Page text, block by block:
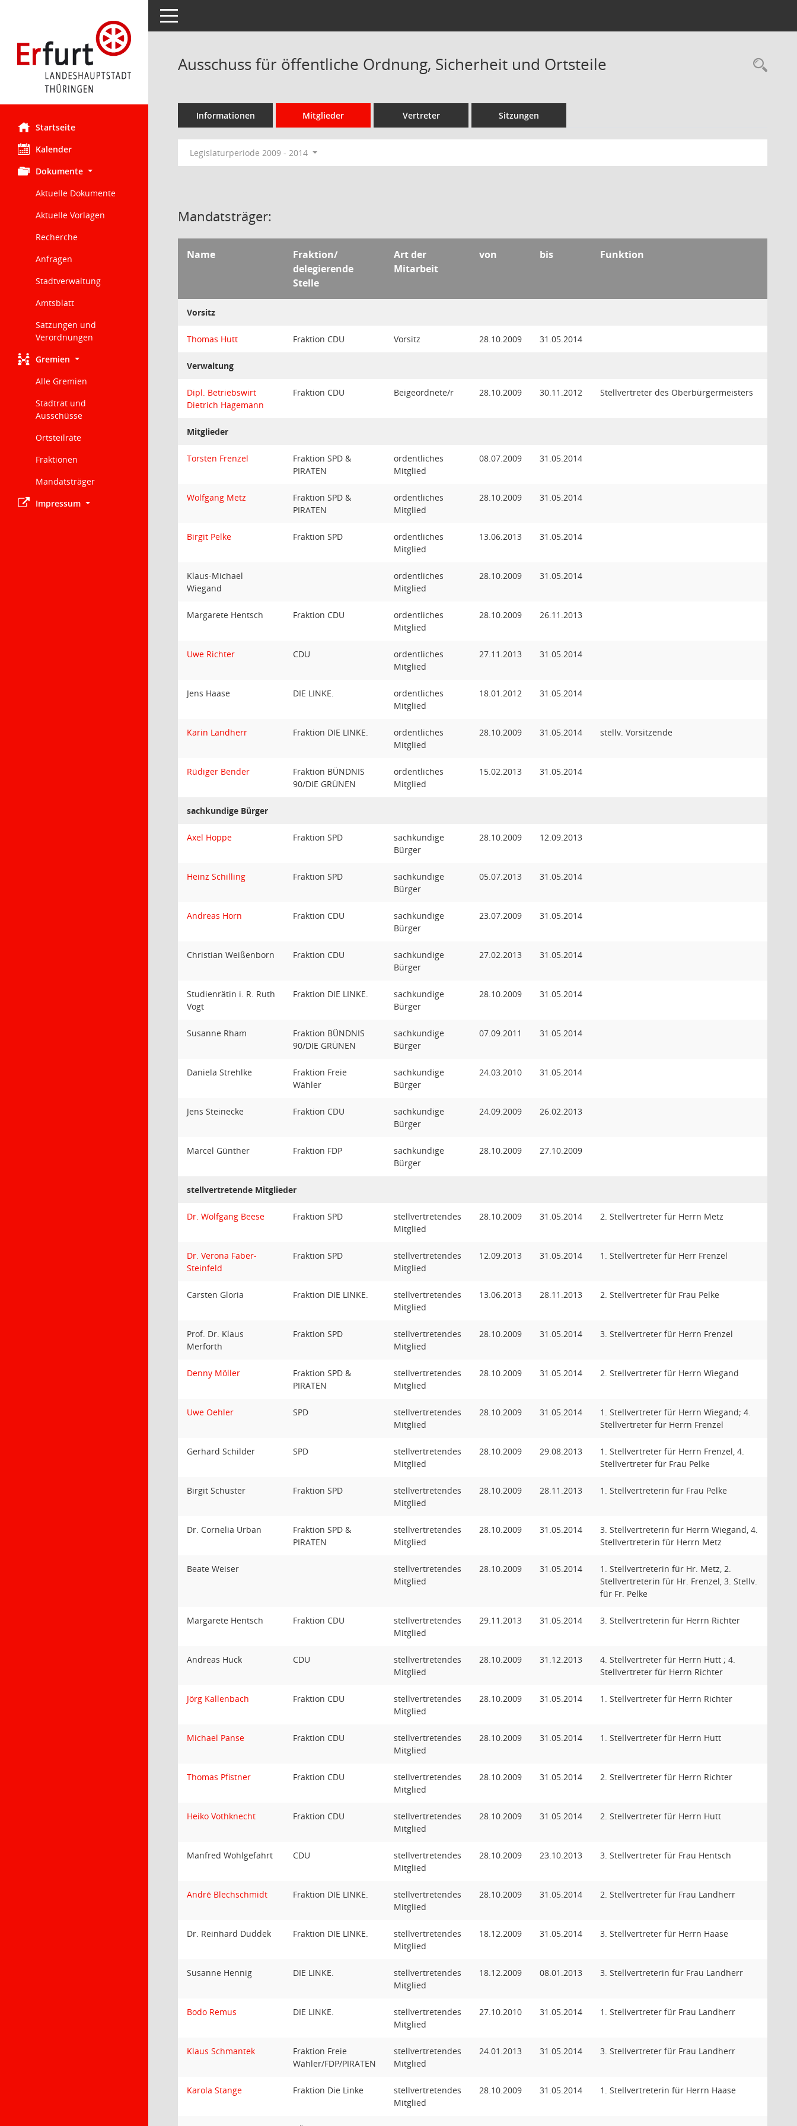
Startseite
Kalender
Dokumente
Aktuelle Dokumente
Aktuelle Vorlagen
Recherche
Anfragen
Stadtverwaltung
Amtsblatt
Satzungen und
Verordnungen
Gremien
Alle Gremien
Stadtrat und
Ausschüsse
Ortsteilräte
Fraktionen
Mandatsträger
Impressum
Toggle navigation
Ausschuss für öffentliche Ordnung, Sicherheit und Ortsteile
Informationen Mitglieder Vertreter Sitzungen
Legislaturperiode 2009 - 2014
Mandatsträger:
Name
Fraktion/
delegierende
Stelle
Art der
Mitarbeit
von bis Funktion
Vorsitz
Thomas Hutt Fraktion CDU Vorsitz 28.10.2009 31.05.2014
Verwaltung
Dipl. Betriebswirt
Dietrich Hagemann
Fraktion CDU Beigeordnete/r 28.10.2009 30.11.2012 Stellvertreter des Oberbürgermeisters
Mitglieder
Torsten Frenzel
Fraktion SPD &
PIRATEN
ordentliches
Mitglied
08.07.2009 31.05.2014
Wolfgang Metz
Fraktion SPD &
PIRATEN
ordentliches
Mitglied
28.10.2009 31.05.2014
Birgit Pelke Fraktion SPD
ordentliches
Mitglied
13.06.2013 31.05.2014
Klaus-Michael
Wiegand
ordentliches
Mitglied
28.10.2009 31.05.2014
Margarete Hentsch Fraktion CDU
ordentliches
Mitglied
28.10.2009 26.11.2013
Uwe Richter CDU
ordentliches
Mitglied
27.11.2013 31.05.2014
Jens Haase DIE LINKE.
ordentliches
Mitglied
18.01.2012 31.05.2014
Karin Landherr Fraktion DIE LINKE.
ordentliches
Mitglied
28.10.2009 31.05.2014 stellv. Vorsitzende
Rüdiger Bender
Fraktion BÜNDNIS
90/DIE GRÜNEN
ordentliches
Mitglied
15.02.2013 31.05.2014
sachkundige Bürger
Axel Hoppe Fraktion SPD
sachkundige
Bürger
28.10.2009 12.09.2013
Heinz Schilling Fraktion SPD
sachkundige
Bürger
05.07.2013 31.05.2014
Andreas Horn Fraktion CDU
sachkundige
Bürger
23.07.2009 31.05.2014
Christian Weißenborn Fraktion CDU
sachkundige
Bürger
27.02.2013 31.05.2014
Studienrätin i. R. Ruth
Vogt
Fraktion DIE LINKE.
sachkundige
Bürger
28.10.2009 31.05.2014
Susanne Rham
Fraktion BÜNDNIS
90/DIE GRÜNEN
sachkundige
Bürger
07.09.2011 31.05.2014
Daniela Strehlke
Fraktion Freie
Wähler
sachkundige
Bürger
24.03.2010 31.05.2014
Jens Steinecke Fraktion CDU
sachkundige
Bürger
24.09.2009 26.02.2013
Marcel Günther Fraktion FDP
sachkundige
Bürger
28.10.2009 27.10.2009
stellvertretende Mitglieder
Dr. Wolfgang Beese Fraktion SPD
stellvertretendes
Mitglied
28.10.2009 31.05.2014 2. Stellvertreter für Herrn Metz
Dr. Verona Faber-
Steinfeld
Fraktion SPD
stellvertretendes
Mitglied
12.09.2013 31.05.2014 1. Stellvertreter für Herr Frenzel
Carsten Gloria Fraktion DIE LINKE.
stellvertretendes
Mitglied
13.06.2013 28.11.2013 2. Stellvertreter für Frau Pelke
Prof. Dr. Klaus
Merforth
Fraktion SPD
stellvertretendes
Mitglied
28.10.2009 31.05.2014 3. Stellvertreter für Herrn Frenzel
Denny Möller
Fraktion SPD &
PIRATEN
stellvertretendes
Mitglied
28.10.2009 31.05.2014 2. Stellvertreter für Herrn Wiegand
Uwe Oehler SPD
stellvertretendes
Mitglied
28.10.2009 31.05.2014
1. Stellvertreter für Herrn Wiegand; 4.
Stellvertreter für Herrn Frenzel
Gerhard Schilder SPD
stellvertretendes
Mitglied
28.10.2009 29.08.2013
1. Stellvertreter für Herrn Frenzel, 4.
Stellvertreter für Frau Pelke
Birgit Schuster Fraktion SPD
stellvertretendes
Mitglied
28.10.2009 28.11.2013 1. Stellvertreterin für Frau Pelke
Dr. Cornelia Urban
Fraktion SPD &
PIRATEN
stellvertretendes
Mitglied
28.10.2009 31.05.2014
3. Stellvertreterin für Herrn Wiegand, 4.
Stellvertreterin für Herrn Metz
Beate Weiser
stellvertretendes
Mitglied
28.10.2009 31.05.2014
1. Stellvertreterin für Hr. Metz, 2.
Stellvertreterin für Hr. Frenzel, 3. Stellv.
für Fr. Pelke
Margarete Hentsch Fraktion CDU
stellvertretendes
Mitglied
29.11.2013 31.05.2014 3. Stellvertreterin für Herrn Richter
Andreas Huck CDU
stellvertretendes
Mitglied
28.10.2009 31.12.2013
4. Stellvertreter für Herrn Hutt ; 4.
Stellvertreter für Herrn Richter
Jörg Kallenbach Fraktion CDU
stellvertretendes
Mitglied
28.10.2009 31.05.2014 1. Stellvertreter für Herrn Richter
Michael Panse Fraktion CDU
stellvertretendes
Mitglied
28.10.2009 31.05.2014 1. Stellvertreter für Herrn Hutt
Thomas Pfistner Fraktion CDU
stellvertretendes
Mitglied
28.10.2009 31.05.2014 2. Stellvertreter für Herrn Richter
Heiko Vothknecht Fraktion CDU
stellvertretendes
Mitglied
28.10.2009 31.05.2014 2. Stellvertreter für Herrn Hutt
Manfred Wohlgefahrt CDU
stellvertretendes
Mitglied
28.10.2009 23.10.2013 3. Stellvertreter für Frau Hentsch
André Blechschmidt Fraktion DIE LINKE.
stellvertretendes
Mitglied
28.10.2009 31.05.2014 2. Stellvertreter für Frau Landherr
Dr. Reinhard Duddek Fraktion DIE LINKE.
stellvertretendes
Mitglied
18.12.2009 31.05.2014 3. Stellvertreter für Herrn Haase
Susanne Hennig DIE LINKE.
stellvertretendes
Mitglied
18.12.2009 08.01.2013 3. Stellvertreterin für Frau Landherr
Bodo Remus DIE LINKE.
stellvertretendes
Mitglied
27.10.2010 31.05.2014 1. Stellvertreter für Frau Landherr
Klaus Schmantek
Fraktion Freie
Wähler/FDP/PIRATEN
stellvertretendes
Mitglied
24.01.2013 31.05.2014 3. Stellvertreter für Frau Landherr
Karola Stange Fraktion Die Linke
stellvertretendes
Mitglied
28.10.2009 31.05.2014 1. Stellvertreterin für Herrn Haase